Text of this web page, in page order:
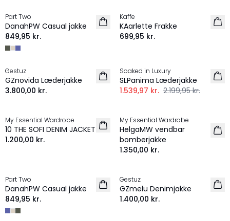
NYHED
Part Two
DanahPW Casual jakke
849,95 kr.
NYHED
Kaffe
KAarlette Frakke
699,95 kr.
NYHED
Gestuz
GZnovida Læderjakke
3.800,00 kr.
Soaked in Luxury
SLPanima Læderjakke
1.539,97 kr. 2.199,95 kr.
NYHED
My Essential Wardrobe
10 THE SOFI DENIM JACKET
1.200,00 kr.
My Essential Wardrobe
HelgaMW vendbar
bomberjakke
1.350,00 kr.
NYHED
Part Two
DanahPW Casual jakke
849,95 kr.
NYHED
Gestuz
GZmelu Denimjakke
1.400,00 kr.